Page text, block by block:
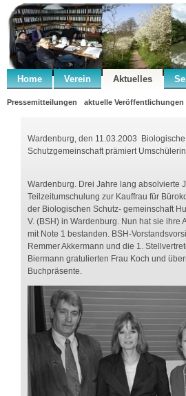
Home Verein Aktuelles
Pressemitteilungen aktuelle Veröffentlichungen
Wardenburg, den 11.03.2003
Biologische
Schutzgemeinschaft prämiert Umschülerin
Wardenburg. Drei Jahre lang absolvierte
Teilzeitumschulung zur Kauffrau für
der Biologischen Schutz- gemeinschaft
V. (BSH) in Wardenburg. Nun hat sie ihre
mit Note 1 bestanden. BSH-
Remmer Akkermann und die 1.
Biermann gratulierten Frau Koch und
Buchpräsente.